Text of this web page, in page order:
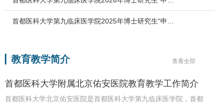
首都医科大学第九临床医学院2025年博士研究生“申…
查看全部
教育教学简介
首都医科大学附属北京佑安医院教育教学工作简介
首都医科大学北京佑安医院是首都医科大学第九临床医学院，首都